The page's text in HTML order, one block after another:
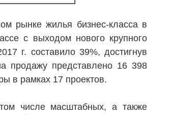
Консалтинг и аналитика
Управление продажами
Привлечение инвестиций
рынке жилья бизнес-класса в
с выходом нового крупного
г. составило 39%, достигнув
продажу представлено 16 398
в рамках 17 проектов.
числе масштабных, а также